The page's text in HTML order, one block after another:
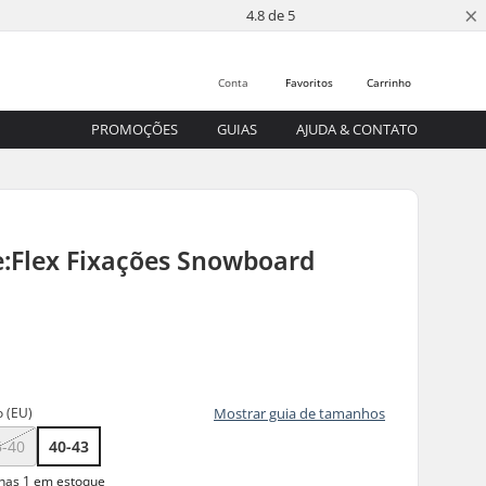
4.8 de 5 ×
Carrinho
Favoritos
Conta
PROMOÇÕES GUIAS AJUDA & CONTATO
Fixações Snowboard
(EU) Mostrar guia de tamanhos
40 40-43
1 em estoque